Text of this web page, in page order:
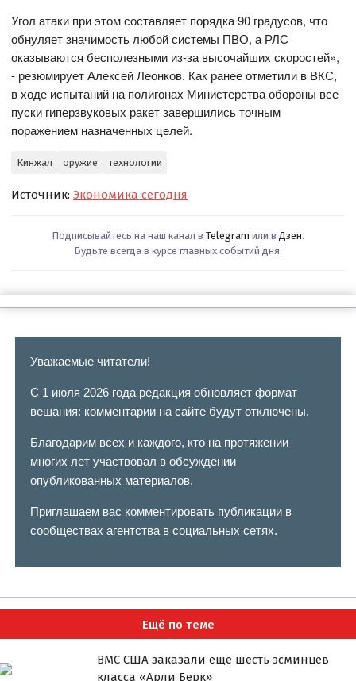
Угол атаки при этом составляет порядка 90 градусов, что
обнуляет значимость любой системы ПВО, а РЛС
оказываются бесполезными из-за высочайших скоростей»,
- резюмирует Алексей Леонков. Как ранее отметили в ВКС,
в ходе испытаний на полигонах Министерства обороны все
пуски гиперзвуковых ракет завершились точным
поражением назначенных целей.
Кинжал оружие технологии
Источник:Экономика сегодня
Подписывайтесь на наш канал в Telegram или в Дзен.
Будьте всегда в курсе главных событий дня.
Уважаемые читатели!
С 1 июля 2026 года редакция обновляет формат
вещания: комментарии на сайте будут отключены.
Благодарим всех и каждого, кто на протяжении
многих лет участвовал в обсуждении
опубликованных материалов.
Приглашаем вас комментировать публикации в
сообществах агентства в социальных сетях.
Ещё по теме
ВМС США заказали еще шесть эсминцев
класса «Арли Берк»